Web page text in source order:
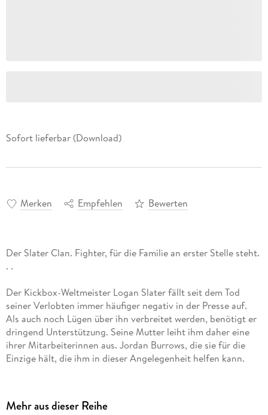
Sofort lieferbar (Download)
Merken Empfehlen Bewerten
Der Slater Clan. Fighter, für die Familie an erster Stelle steht.
. .
Der Kickbox-Weltmeister Logan Slater fällt seit dem Tod
seiner Verlobten immer häufiger negativ in der Presse auf.
Als auch noch Lügen über ihn verbreitet werden, benötigt er
dringend Unterstützung. Seine Mutter leiht ihm daher eine
ihrer Mitarbeiterinnen aus. Jordan Burrows, die sie für die
Einzige hält, die ihm in dieser Angelegenheit helfen kann.
Clans, sondern will den Fall nur so schnell wie möglich hinter
sich bringen, damit sie weiter ihre Flucht planen kann. Denn
Mehr aus dieser Reihe